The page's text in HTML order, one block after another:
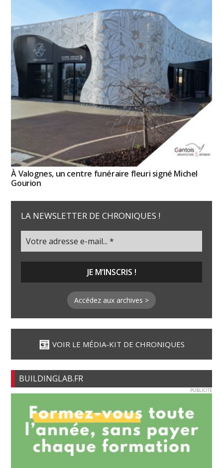
À Valognes, un centre funéraire fleuri signé Michel
Gourion
LA NEWSLETTER DE CHRONIQUES !
Accédez aux archives >
VOIR LE MÉDIA-KIT DE CHRONIQUES
BUILDINGLAB.FR
PUBLICITE